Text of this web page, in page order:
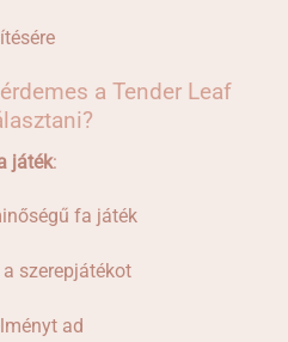
a Tender Leaf
játék:
fa játék
szerepjátékot
ad